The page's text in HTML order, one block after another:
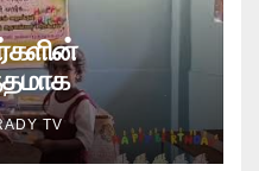
உறவுகள்..
TV